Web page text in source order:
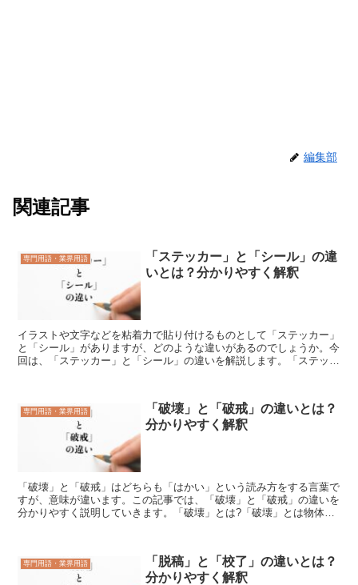
編集部
関連記事
専門用語・業界用語
「ステッカー」と「シール」の違
いとは？分かりやすく解釈
イラストや文字などを粘着力で貼り付けるものとして「ステッカー」
と「シール」がありますが、どのような違いがあるのでしょうか。今
回は、「ステッカー」と「シール」の違いを解説します。「ステッカ
専門用語・業界用語
「破壊」と「破戒」の違いとは？
分かりやすく解釈
「破壊」と「破戒」はどちらも「はかい」という読み方をする言葉で
すが、意味が違います。この記事では、「破壊」と「破戒」の違いを
分かりやすく説明していきます。「破壊」とは?「破壊」とは物体に
専門用語・業界用語
「脱稿」と「校了」の違いとは？
分かりやすく解釈